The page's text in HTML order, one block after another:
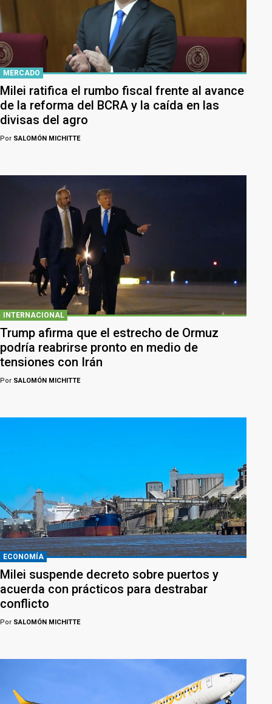
MERCADO
Milei ratifica el rumbo fiscal frente al avance
de la reforma del BCRA y la caída en las
divisas del agro
Por SALOMÓN MICHITTE
INTERNACIONAL
Trump afirma que el estrecho de Ormuz
podría reabrirse pronto en medio de
tensiones con Irán
Por SALOMÓN MICHITTE
ECONOMÍA
Milei suspende decreto sobre puertos y
acuerda con prácticos para destrabar
conflicto
Por SALOMÓN MICHITTE